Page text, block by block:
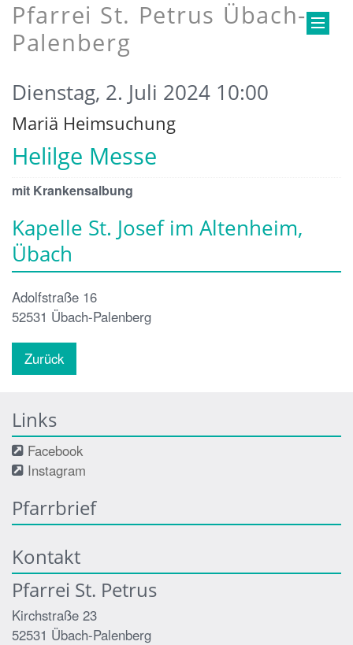
Pfarrei St. Petrus Übach-
Palenberg
Helilge Messe
Dienstag, 2. Juli 2024 10:00
Mariä Heimsuchung
mit Krankensalbung
Kapelle St. Josef im Altenheim,
Übach
Adolfstraße 16
52531 Übach-Palenberg
Zurück
Links
Facebook
Instagram
Pfarrbrief
Kontakt
Pfarrei St. Petrus
Kirchstraße 23
52531 Übach-Palenberg